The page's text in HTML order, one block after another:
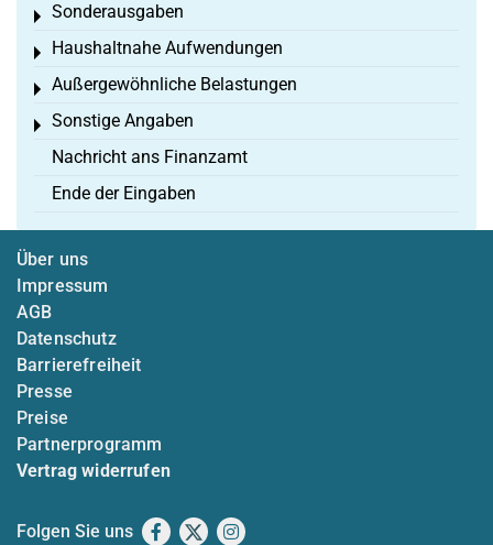
Sonderausgaben
Toggle menu
Haushaltnahe Aufwendungen
Toggle menu
Außergewöhnliche Belastungen
Toggle menu
Sonstige Angaben
Toggle menu
Nachricht ans Finanzamt
Ende der Eingaben
Über uns
Impressum
AGB
Datenschutz
Barrierefreiheit
Presse
Preise
Partnerprogramm
Vertrag widerrufen
Folgen Sie uns Facebook
X Instagram